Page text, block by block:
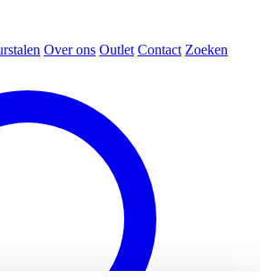
Over ons Outlet Contact Zoeken